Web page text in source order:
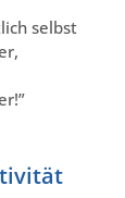
selbst